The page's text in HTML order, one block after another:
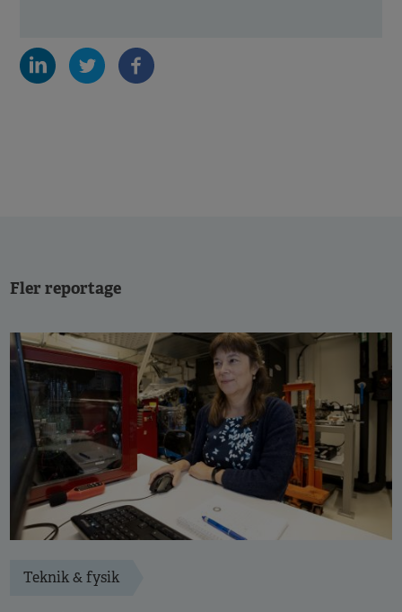
Fler reportage
Teknik & fysik